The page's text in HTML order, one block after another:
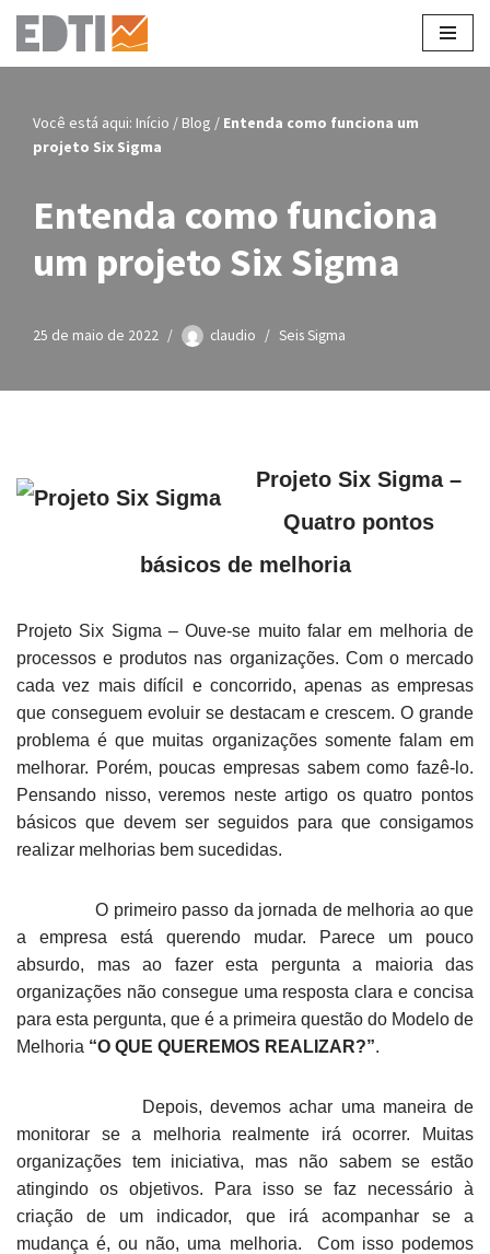
Pular
conteúdo
Você está aqui: Início / Blog / Entenda como funciona um
projeto Six Sigma
Entenda como funciona
um projeto Six Sigma
25 de maio de 2022 claudio Seis Sigma
Projeto Six Sigma –
Quatro pontos
básicos de melhoria
Projeto Six Sigma – Ouve-se muito falar em melhoria de
processos e produtos nas organizações. Com o mercado
cada vez mais difícil e concorrido, apenas as empresas
que conseguem evoluir se destacam e crescem. O grande
problema é que muitas organizações somente falam em
melhorar. Porém, poucas empresas sabem como fazê-lo.
Pensando nisso, veremos neste artigo os quatro pontos
básicos que devem ser seguidos para que consigamos
realizar melhorias bem sucedidas.
O primeiro passo da jornada de melhoria ao que
a empresa está querendo mudar. Parece um pouco
absurdo, mas ao fazer esta pergunta a maioria das
organizações não consegue uma resposta clara e concisa
para esta pergunta, que é a primeira questão do Modelo de
Melhoria “O QUE QUEREMOS REALIZAR?”.
Depois, devemos achar uma maneira de
monitorar se a melhoria realmente irá ocorrer. Muitas
organizações tem iniciativa, mas não sabem se estão
atingindo os objetivos. Para isso se faz necessário à
criação de um indicador, que irá acompanhar se a
mudança é, ou não, uma melhoria. Com isso podemos